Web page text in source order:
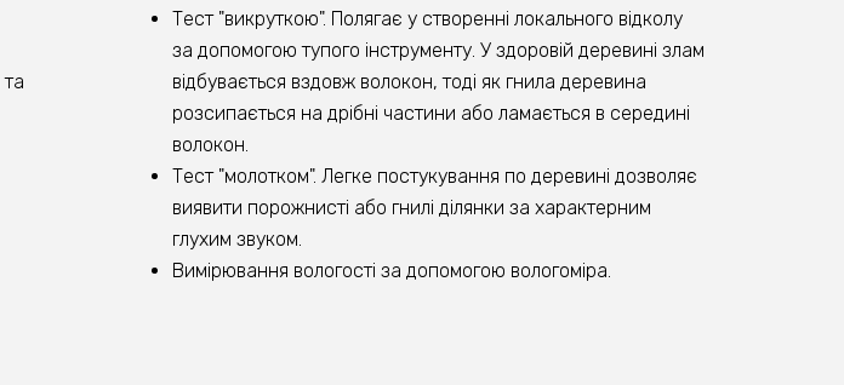
Тест "викруткою". Полягає у створенні локального відколу
за допомогою тупого інструменту. У здоровій деревині злам
відбувається вздовж волокон, тоді як гнила деревина
розсипається на дрібні частини або ламається в середині
волокон.
Тест "молотком". Легке постукування по деревині дозволяє
виявити порожнисті або гнилі ділянки за характерним
глухим звуком.
Вимірювання вологості за допомогою вологоміра.